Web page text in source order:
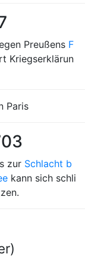
Preußens F
Kriegserklärun
Paris
zur Schlacht b
kann sich schli